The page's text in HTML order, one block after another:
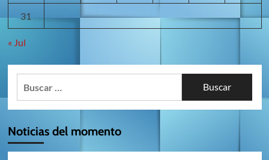
31
« Jul
Noticias del momento